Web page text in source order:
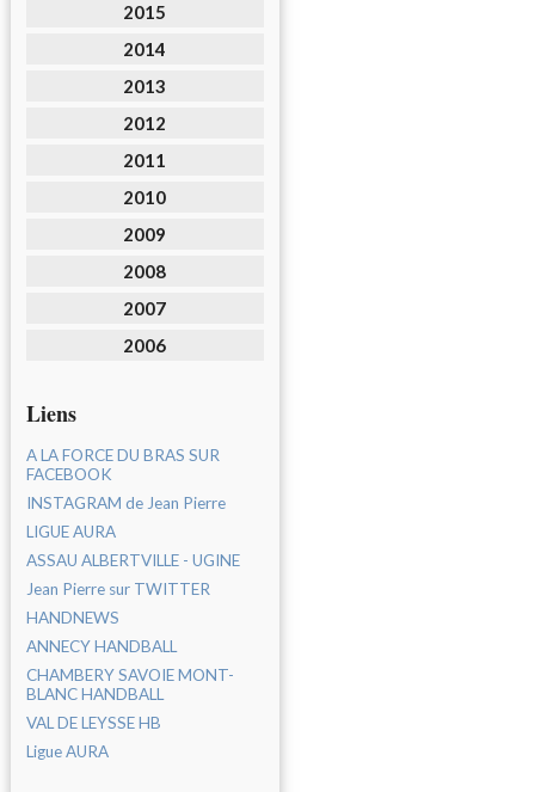
2015
2014
2013
2012
2011
2010
2009
2008
2007
2006
Liens
A LA FORCE DU BRAS SUR
FACEBOOK
INSTAGRAM de Jean Pierre
LIGUE AURA
ASSAU ALBERTVILLE - UGINE
Jean Pierre sur TWITTER
HANDNEWS
ANNECY HANDBALL
CHAMBERY SAVOIE MONT-
BLANC HANDBALL
VAL DE LEYSSE HB
Ligue AURA